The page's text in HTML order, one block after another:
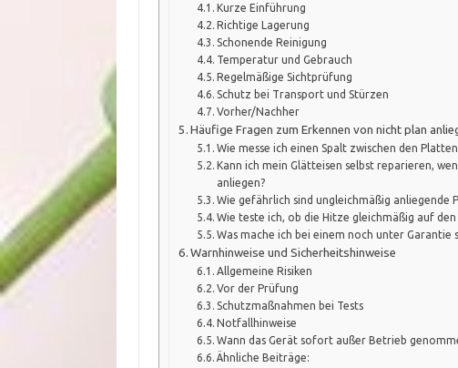
Kurze Einführung
Richtige Lagerung
Schonende Reinigung
Temperatur und Gebrauch
Regelmäßige Sichtprüfung
Schutz bei Transport und Stürzen
Vorher/Nachher
Häufige Fragen zum Erkennen von nicht plan
Wie messe ich einen Spalt zwischen den
Kann ich mein Glätteisen selbst reparieren,
anliegen?
Wie gefährlich sind ungleichmäßig anliegende
Wie teste ich, ob die Hitze gleichmäßig auf
Was mache ich bei einem noch unter Garantie
Warnhinweise und Sicherheitshinweise
Allgemeine Risiken
Vor der Prüfung
Schutzmaßnahmen bei Tests
Notfallhinweise
Wann das Gerät sofort außer Betrieb
Ähnliche Beiträge: